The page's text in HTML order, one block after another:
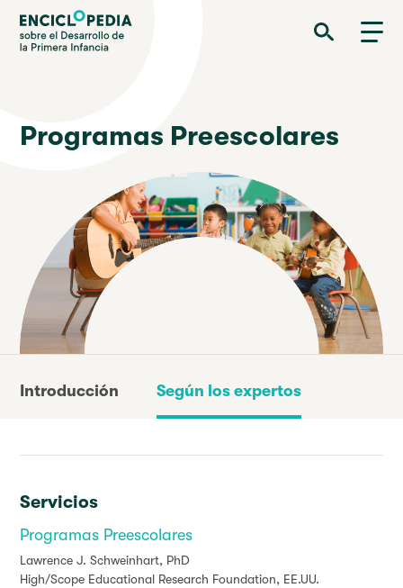
Pasar
contenido
Enciclopedia sobre el Desarrollo de la Primera Infancia
Programas Preescolares
Introducción Según los expertos
Servicios
Programas Preescolares
Lawrence J. Schweinhart, PhD
High/Scope Educational Research Foundation, EE.UU.